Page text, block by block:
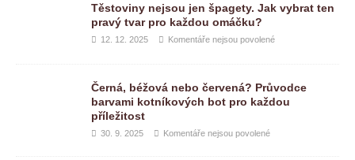
Těstoviny nejsou jen špagety. Jak vybrat ten
pravý tvar pro každou omáčku?
12. 12. 2025 Komentáře nejsou povolené
Černá, béžová nebo červená? Průvodce
barvami kotníkových bot pro každou
příležitost
30. 9. 2025 Komentáře nejsou povolené